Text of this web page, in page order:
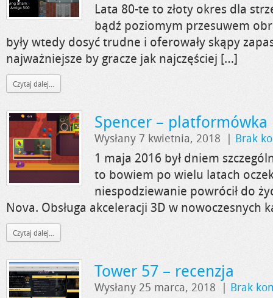
Lata 80-te to złoty okres dla
bądź poziomym przesuwem
były wtedy dosyć trudne i oferowały skąpy
najważniejsze by gracze jak najczęściej […]
Czytaj dalej...
Spencer – platformówka
Wysłany 7 kwietnia, 2018 | Brak
1 maja 2016 był dniem
to bowiem po wielu latach
niespodziewanie powrócił do
Nova. Obsługa akceleracji 3D w nowoczesnych
Czytaj dalej...
Tower 57 – recenzja
Wysłany 25 marca, 2018 | Brak